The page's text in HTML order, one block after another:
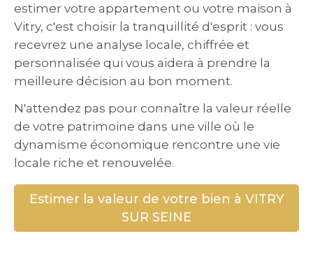
estimer votre appartement ou votre maison à
Vitry, c'est choisir la tranquillité d'esprit : vous
recevrez une analyse locale, chiffrée et
personnalisée qui vous aidera à prendre la
meilleure décision au bon moment.
N'attendez pas pour connaître la valeur réelle
de votre patrimoine dans une ville où le
dynamisme économique rencontre une vie
locale riche et renouvelée.
Estimer la valeur de votre bien à VITRY
SUR SEINE